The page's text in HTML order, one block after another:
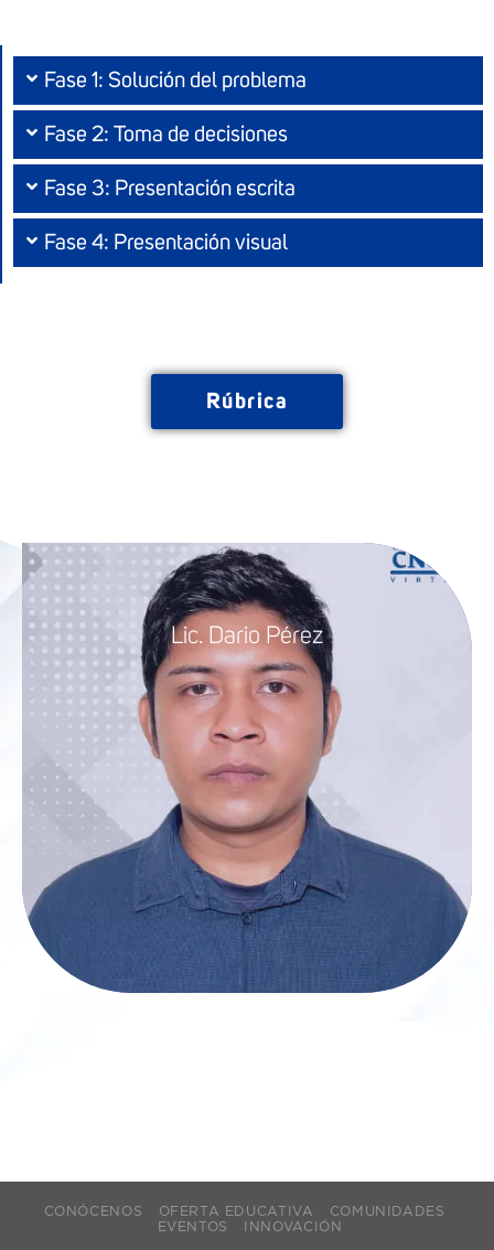
Fase 1: Solución del problema
Fase 2: Toma de decisiones
Fase 3: Presentación escrita
Fase 4: Presentación visual
Rúbrica
Lic. Dario Pérez
CONÓCENOS OFERTA EDUCATIVA
COMUNIDADES
EVENTOS
INNOVACIÓN